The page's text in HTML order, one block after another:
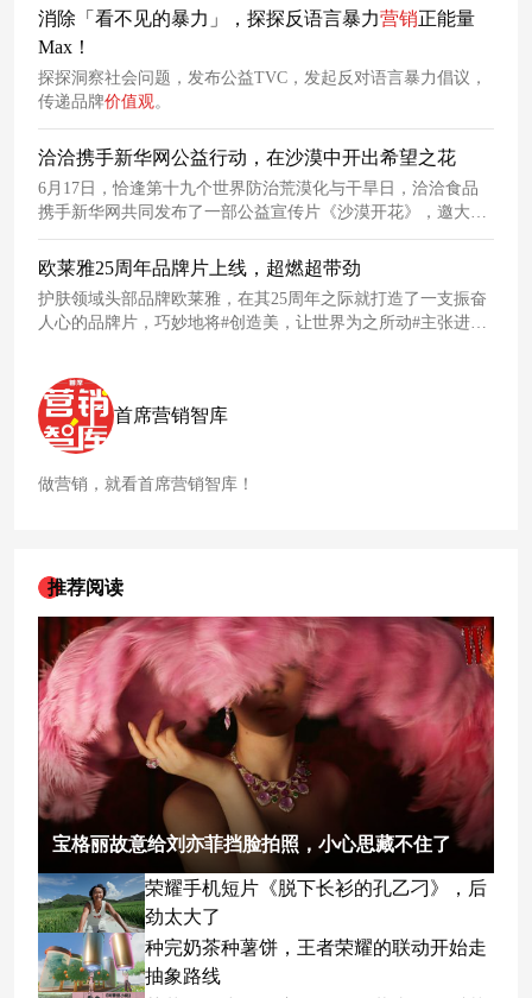
并举的超级养生局。
消除「看不见的暴力」，探探反语言暴力营销正能量
Max！
探探洞察社会问题，发布公益TVC，发起反对语言暴力倡议，
传递品牌价值观。
洽洽携手新华网公益行动，在沙漠中开出希望之花
6月17日，恰逢第十九个世界防治荒漠化与干旱日，洽洽食品
携手新华网共同发布了一部公益宣传片《沙漠开花》，邀大家
共赏沙漠中的希望之花。
欧莱雅25周年品牌片上线，超燃超带劲
护肤领域头部品牌欧莱雅，在其25周年之际就打造了一支振奋
人心的品牌片，巧妙地将#创造美，让世界为之所动#主张进行
首席营销智库
做营销，就看首席营销智库！
推荐阅读
宝格丽故意给刘亦菲挡脸拍照，小心思藏不住了
荣耀手机短片《脱下长衫的孔乙刁》，后
劲太大了
种完奶茶种薯饼，王者荣耀的联动开始走
抽象路线